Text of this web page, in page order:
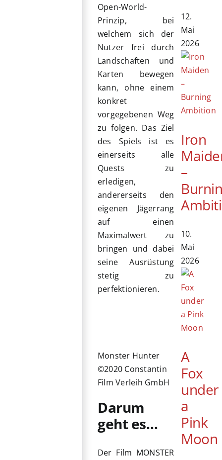
Open-World-
Prinzip, bei
welchem sich der
Nutzer frei durch
Landschaften und
Karten bewegen
kann, ohne einem
konkret
vorgegebenen Weg
zu folgen. Das Ziel
des Spiels ist es
einerseits alle
Quests zu
erledigen,
andererseits den
eigenen Jägerrang
auf einen
Maximalwert zu
bringen und dabei
seine Ausrüstung
stetig zu
perfektionieren.
Monster Hunter
©2020 Constantin
Film Verleih GmbH
Darum
geht es…
Der Film MONSTER
12.
Mai
2026
Iron
–
10.
Mai
2026
A
Fox
under
a
Pink
Moon